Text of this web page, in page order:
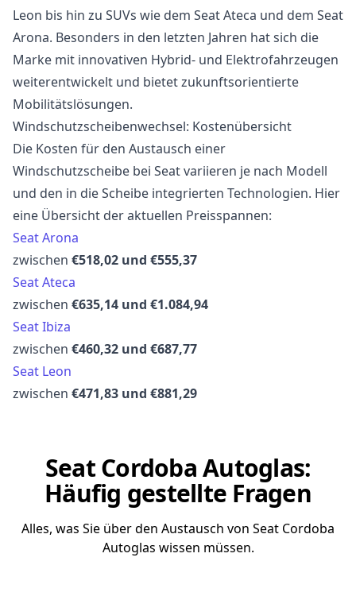
Leon bis hin zu SUVs wie dem Seat Ateca und dem Seat
Arona. Besonders in den letzten Jahren hat sich die
Marke mit innovativen Hybrid- und Elektrofahrzeugen
weiterentwickelt und bietet zukunftsorientierte
Mobilitätslösungen.
Windschutzscheibenwechsel: Kostenübersicht
Die Kosten für den Austausch einer
Windschutzscheibe bei Seat variieren je nach Modell
und den in die Scheibe integrierten Technologien. Hier
eine Übersicht der aktuellen Preisspannen:
Seat Arona
zwischen €518,02 und €555,37
Seat Ateca
zwischen €635,14 und €1.084,94
Seat Ibiza
zwischen €460,32 und €687,77
Seat Leon
zwischen €471,83 und €881,29
Seat Cordoba Autoglas:
Häufig gestellte Fragen
Alles, was Sie über den Austausch von Seat Cordoba
Autoglas wissen müssen.